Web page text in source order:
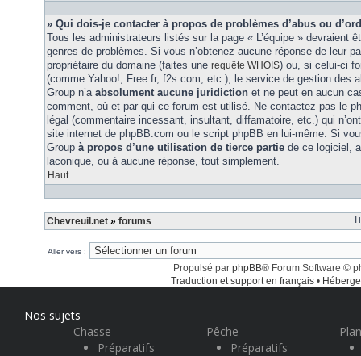
» Qui dois-je contacter à propos de problèmes d’abus ou
Tous les administrateurs listés sur la page « L’équipe » devraient
genres de problèmes. Si vous n’obtenez aucune réponse de leur
propriétaire du domaine (faites une requête WHOIS) ou, si celui-ci
(comme Yahoo!, Free.fr, f2s.com, etc.), le service de gestion des
Group n’a absolument aucune juridiction et ne peut en aucun
comment, où et par qui ce forum est utilisé. Ne contactez pas le
légal (commentaire incessant, insultant, diffamatoire, etc.) qui
site internet de phpBB.com ou le script phpBB en lui-même. Si
Group à propos d’une utilisation de tierce partie de ce logiciel,
laconique, ou à aucune réponse, tout simplement.
Haut
Chevreuil.net » forums
Aller vers :
Propulsé par phpBB® Forum Software ©
Traduction et support en français •
Nos sujets
Chasse
Préparatifs
Pêche
Préparatifs